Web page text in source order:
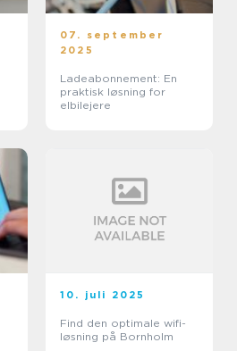
07. september
2025
Ladeabonnement: En
praktisk løsning for
elbilejere
10. juli 2025
Find den optimale wifi-
løsning på Bornholm